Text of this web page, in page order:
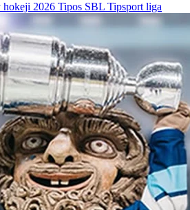
hokeji 2026 Tipos SBL Tipsport liga